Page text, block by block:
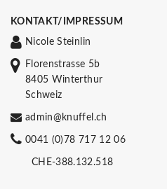
KONTAKT/IMPRESSUM
Nicole Steinlin
Florenstrasse 5b
8405 Winterthur
Schweiz
admin@knuffel.ch
0041 (0)78 717 12 06
CHE-388.132.518